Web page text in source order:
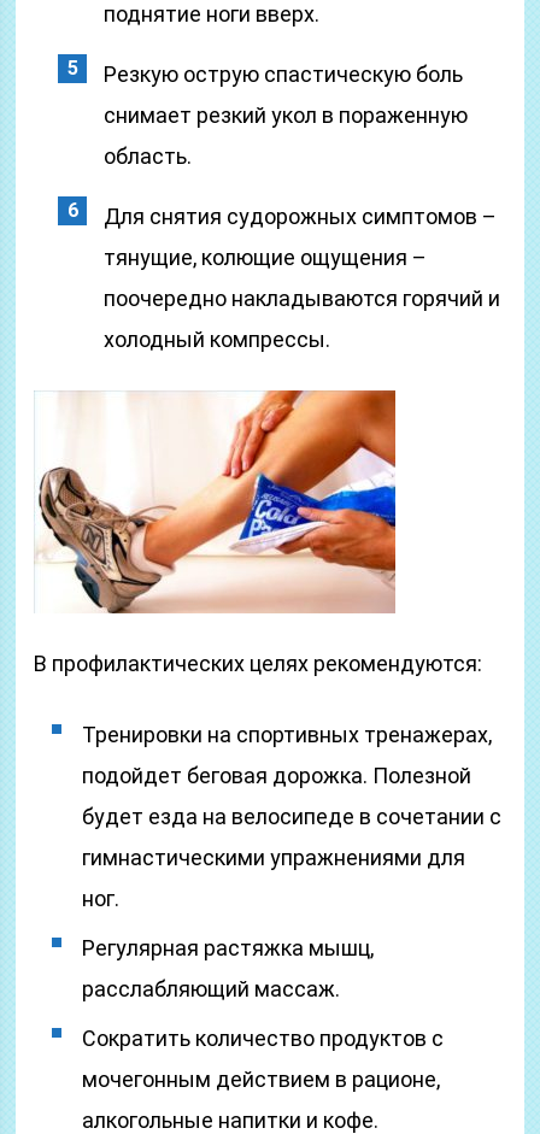
поднятие ноги вверх.
Резкую острую спастическую боль
снимает резкий укол в пораженную
область.
Для снятия судорожных симптомов –
тянущие, колющие ощущения –
поочередно накладываются горячий и
холодный компрессы.
В профилактических целях рекомендуются:
Тренировки на спортивных тренажерах,
подойдет беговая дорожка. Полезной
будет езда на велосипеде в сочетании с
гимнастическими упражнениями для
ног.
Регулярная растяжка мышц,
расслабляющий массаж.
Сократить количество продуктов с
мочегонным действием в рационе,
алкогольные напитки и кофе.